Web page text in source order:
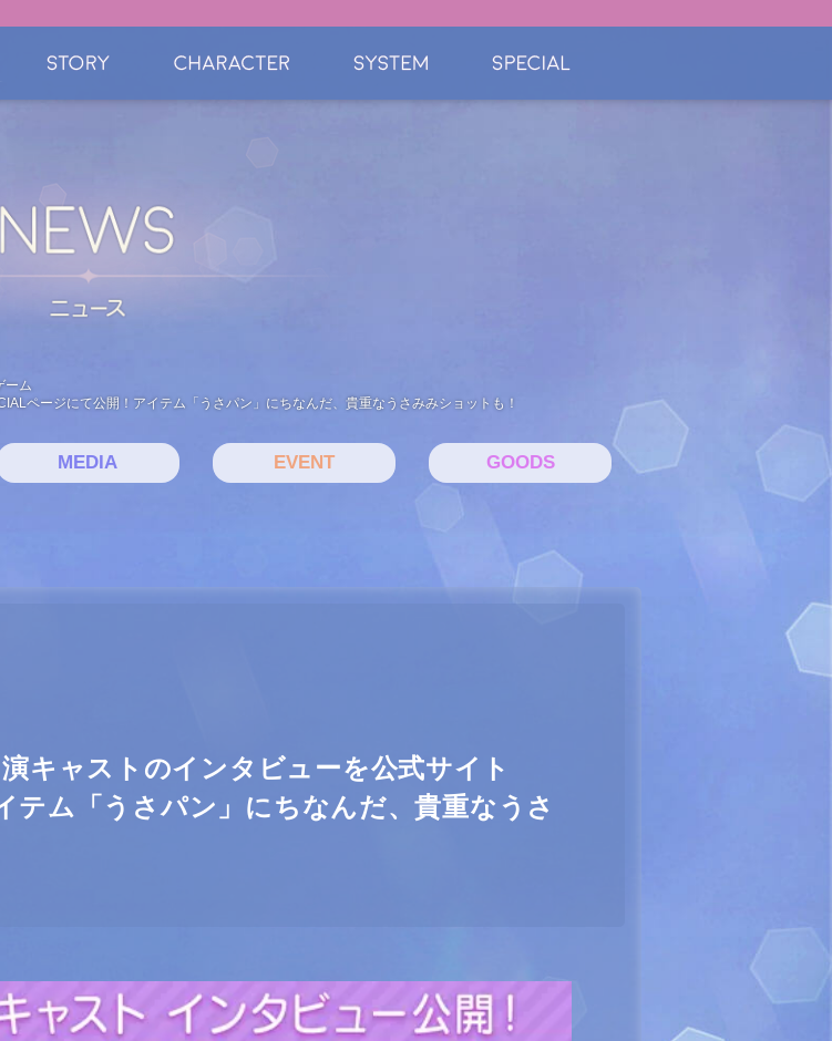
ーム
ページにて公開！アイテム「うさパン」にちなんだ、貴重なうさみみショットも！
MEDIA EVENT GOODS
キャストのインタビューを公式サイト
テム「うさパン」にちなんだ、貴重なうさ